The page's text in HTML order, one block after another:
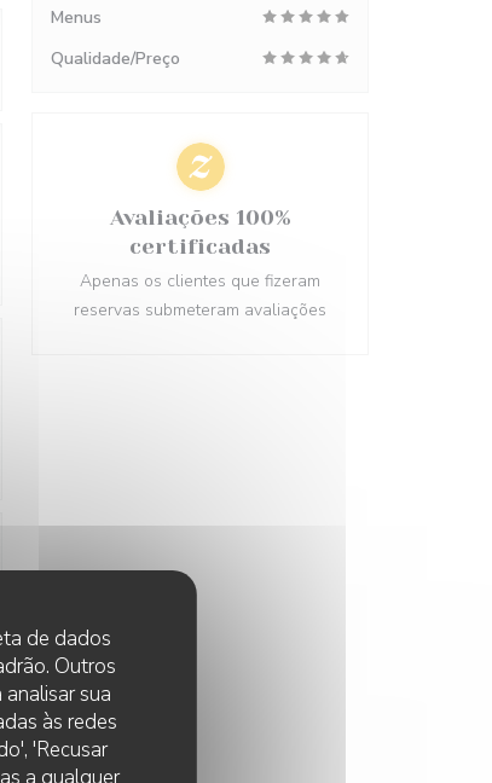
de dados
Outros
sua
às redes
'Recusar
a qualquer
Menus
Qualidade/Preço
Avaliações 100%
certificadas
Apenas os clientes que fizeram
reservas submeteram avaliações